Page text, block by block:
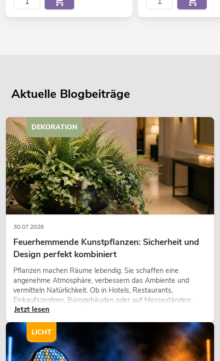
Aktuelle Blogbeiträge
30.07.2026
Feuerhemmende Kunstpflanzen: Sicherheit und
Design perfekt kombiniert
Pflanzen machen Räume lebendig. Sie schaffen eine
angenehme Atmosphäre, verbessern das Ambiente und
vermitteln Natürlichkeit. Ob in Hotels, Restaurants,
Einkaufszentren, Bürogebäuden oder auf Messeständen:
eine hochwertige Begrünung gehört heute längst zum
Jetzt lesen
DEKORATION
LICHT